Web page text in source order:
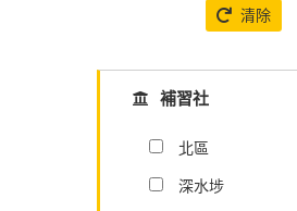
清除
補習社
北區
深水埗